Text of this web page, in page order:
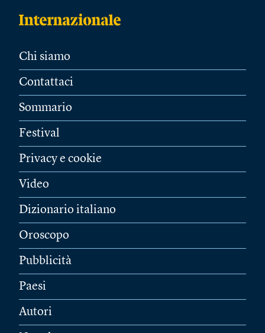
Chi siamo
Contattaci
Sommario
Festival
Privacy e cookie
Video
Dizionario italiano
Oroscopo
Pubblicità
Paesi
Autori